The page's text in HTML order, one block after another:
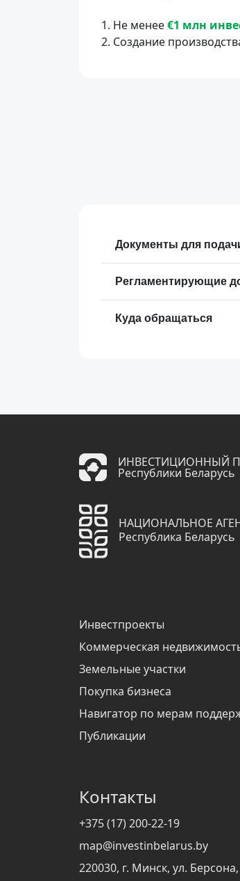
Не менее€1 млн
Создание
Документы для
Регламентирующие
Куда обращаться
ИНВЕСТИЦИОННЫЙ
Республики Беларусь
НАЦИОНАЛЬНОЕ
Республика Беларусь
Инвестпроекты
Коммерческая
Земельные участки
Покупка бизнеса
Навигатор по мерам
Публикации
Контакты
+375 (17) 200-22-19
map@investinbelarus.by
220030, г. Минск, ул.